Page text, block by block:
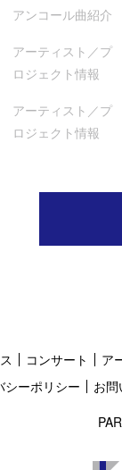
アンコール曲紹介
アーティスト／プ
ロジェクト情報
アーティスト／プ
ロジェクト情報
コンサート ア
シーポリシー
お